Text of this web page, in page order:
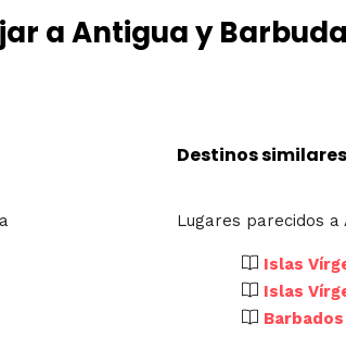
a Antigua y Barbuda
Destinos similares
Lugares parecidos a
Islas
Islas
Barbados